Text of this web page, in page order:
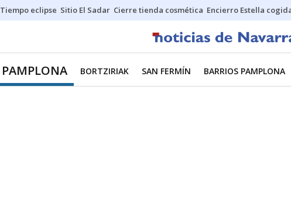
Tiempo eclipse Sitio El Sadar Cierre tienda cosmética Encierro Estella
PAMPLONA BORTZIRIAK SAN FERMÍN BARRIOS PAMPLONA